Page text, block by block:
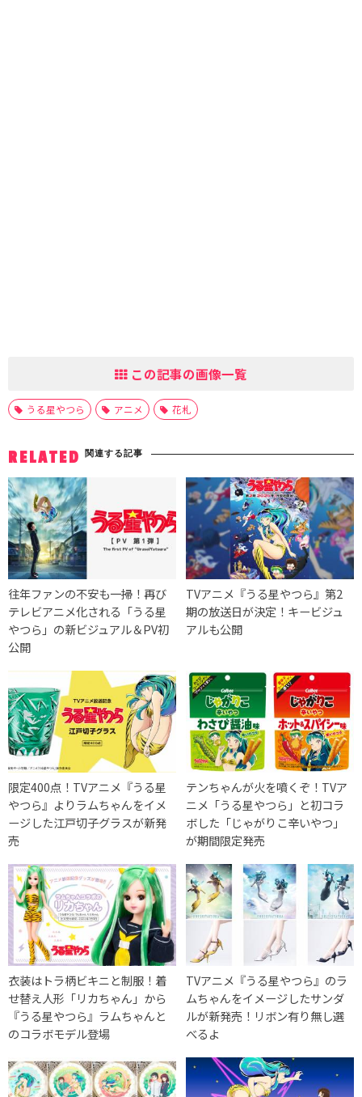
この記事の画像一覧
うる星やつら アニメ 花札
RELATED 関連する記事
往年ファンの不安も一掃！再び
テレビアニメ化される「うる星
やつら」の新ビジュアル＆PV初
公開
TVアニメ『うる星やつら』第2
期の放送日が決定！キービジュ
アルも公開
限定400点！TVアニメ『うる星
やつら』よりラムちゃんをイメ
ージした江戸切子グラスが新発
売
テンちゃんが火を噴くぞ！TVア
ニメ「うる星やつら」と初コラ
ボした「じゃがりこ辛いやつ」
が期間限定発売
衣装はトラ柄ビキニと制服！着
せ替え人形「リカちゃん」から
『うる星やつら』ラムちゃんと
のコラボモデル登場
TVアニメ『うる星やつら』のラ
ムちゃんをイメージしたサンダ
ルが新発売！リボン有り無し選
べるよ